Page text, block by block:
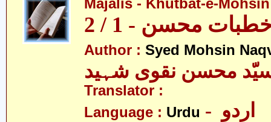
Majalis - Khutbat-e-
محسن - 1 / 2
Author : Syed Mohsin
محسن نقوی شہید
Translator :
Language : Urdu